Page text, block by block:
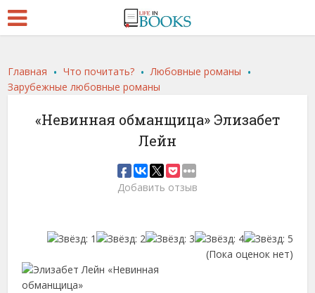
Главная .Что почитать? . Любовные романы .
Зарубежные любовные романы
«Невинная обманщица» Элизабет
Лейн
Добавить отзыв
(Пока оценок нет)